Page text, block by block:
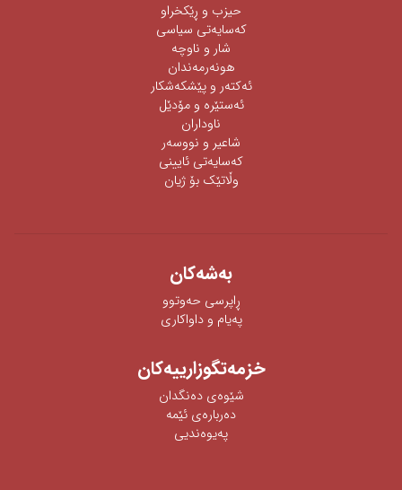
حیزب و ڕێکخراو
كەسایەتی سیاسی
شار و ناوچە
هونەرمەندان
ئه‌كته‌ر‌ و پێشكه‌شكار
ئه‌ستێره‌ و مۆدێل
ناوداران
شاعیر و نووسەر
كەسایەتی ئایینی
وڵاتێک بۆ ژیان
به‌شه‌كان
ڕاپرسی‌ حه‌وتوو
په‌یام و داواكاری‌
خزمەتگوزارییەکان
شێوه‌ی‌ ده‌نگدان
دەربارەی ئێمە
پەیوەندیی